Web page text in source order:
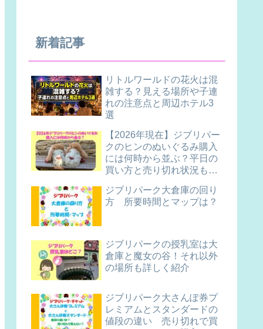
新着記事
リトルワールドの花火は混
雑する？見える場所や子連
れの注意点と周辺ホテル3
選
【2026年現在】ジブリパー
クのヒンのぬいぐるみ購入
には何時から並ぶ？平日の
買い方と売り切れ状況も解
ジブリパーク大倉庫の回り
方 所要時間とマップは？
ジブリパークの授乳室は大
倉庫と魔女の谷！それ以外
の場所も詳しく紹介
ジブリパーク大さんぽ券プ
レミアムとスタンダードの
値段の違い 売り切れで買